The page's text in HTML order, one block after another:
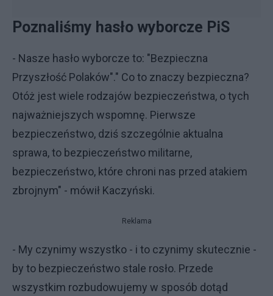
Poznaliśmy hasło wyborcze PiS
- Nasze hasło wyborcze to: "Bezpieczna
Przyszłość Polaków"." Co to znaczy bezpieczna?
Otóż jest wiele rodzajów bezpieczeństwa, o tych
najważniejszych wspomnę. Pierwsze
bezpieczeństwo, dziś szczególnie aktualna
sprawa, to bezpieczeństwo militarne,
bezpieczeństwo, które chroni nas przed atakiem
zbrojnym" - mówił Kaczyński.
Reklama
- My czynimy wszystko - i to czynimy skutecznie -
by to bezpieczeństwo stale rosło. Przede
wszystkim rozbudowujemy w sposób dotąd